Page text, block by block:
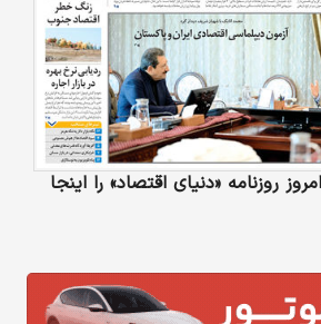
روزنامه «دنیای‌ اقتصاد» را اینجا